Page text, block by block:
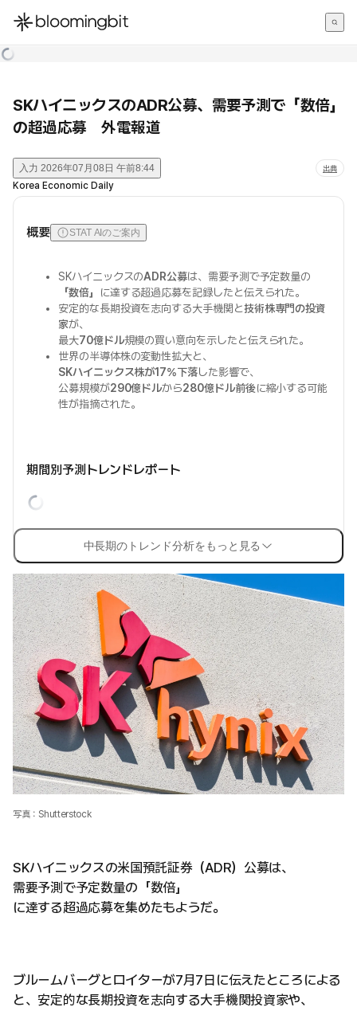
한국어
SKハイニックスのADR公募、需要予測で「数倍」
の超過応募 外電報道
入力 2026年07月08日 午前8:44 出典
Korea Economic Daily
概要 STAT AIのご案内
SKハイニックスのADR公募は、需要予測で予定数量の
「数倍」
に達する超過応募を記録したと伝えられた。
安定的な長期投資を志向する大手機関と技術株専門の投資
家が、
最大70億ドル規模の買い意向を示したと伝えられた。
世界の半導体株の変動性拡大と、
SKハイニックス株が17%下落した影響で、
公募規模が290億ドルから280億ドル前後に縮小する可能
性が指摘された。
期間別予測トレンドレポート
中長期のトレンド分析をもっと見る
写真：Shutterstock
SKハイニックスの米国預託証券（ADR）公募は、
需要予測で予定数量の「数倍」
に達する超過応募を集めたもようだ。
ブルームバーグとロイターが7月7日に伝えたところによる
と、安定的な長期投資を志向する大手機関投資家や、